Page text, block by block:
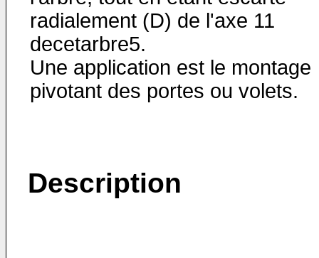
radialement (D) de l'axe 11
decetarbre5.
Une application est le montage
pivotant des portes ou volets.
Description